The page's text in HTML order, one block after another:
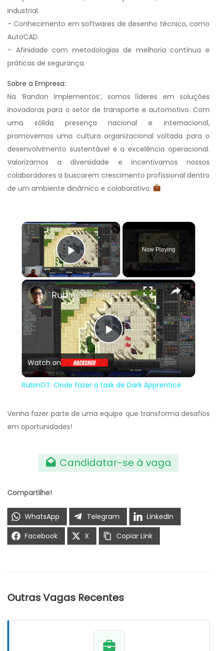
industrial.
– Conhecimento em softwares de desenho técnico, como
AutoCAD.
– Afinidade com metodologias de melhoria contínua e
práticas de segurança.
Sobre a Empresa:
Na ‘Randon Implementos’, somos líderes em soluções
inovadoras para o setor de transporte e automotivo. Com
uma sólida presença nacional e internacional,
promovemos uma cultura organizacional voltada para o
desenvolvimento sustentável e a excelência operacional.
Valorizamos a diversidade e incentivamos nossos
colaboradores a buscarem crescimento profissional dentro
de um ambiente dinâmico e colaborativo.
×
Play Video
Now Playing
×
Play
Video
RubinOT: Onde fazer a task de Dark Apprentice
Watch on
RubinOT: Onde fazer a task de Dark Apprentice
Venha fazer parte de uma equipe que transforma desafios
em oportunidades!
Candidatar-se à vaga
Compartilhe!
WhatsApp Telegram
LinkedIn
Facebook
X Copiar Link
Outras Vagas Recentes